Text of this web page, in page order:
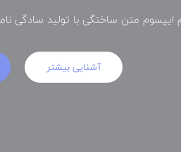
ایپسوم متن ساختگی با تولید سادگی
آشنایی بیشتر